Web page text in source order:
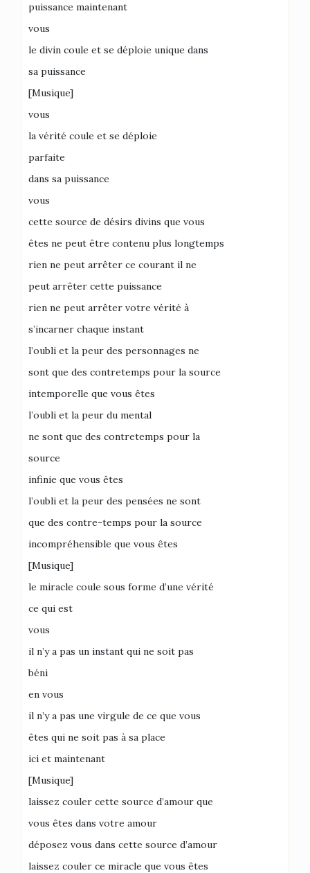
puissance maintenant
vous
le divin coule et se déploie unique dans
sa puissance
[Musique]
vous
la vérité coule et se déploie
parfaite
dans sa puissance
vous
cette source de désirs divins que vous
êtes ne peut être contenu plus longtemps
rien ne peut arrêter ce courant il ne
peut arrêter cette puissance
rien ne peut arrêter votre vérité à
s’incarner chaque instant
l’oubli et la peur des personnages ne
sont que des contretemps pour la source
intemporelle que vous êtes
l’oubli et la peur du mental
ne sont que des contretemps pour la
source
infinie que vous êtes
l’oubli et la peur des pensées ne sont
que des contre-temps pour la source
incompréhensible que vous êtes
[Musique]
le miracle coule sous forme d’une vérité
ce qui est
vous
il n’y a pas un instant qui ne soit pas
béni
en vous
il n’y a pas une virgule de ce que vous
êtes qui ne soit pas à sa place
ici et maintenant
[Musique]
laissez couler cette source d’amour que
vous êtes dans votre amour
déposez vous dans cette source d’amour
laissez couler ce miracle que vous êtes